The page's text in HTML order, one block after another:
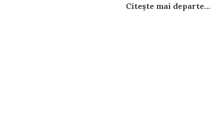
Citește mai departe...